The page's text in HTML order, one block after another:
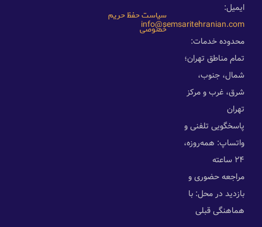
ایمیل:
info@semsaritehranian.com
محدوده خدمات:
تمام مناطق تهران؛
شمال، جنوب،
شرق، غرب و مرکز
تهران
پاسخگویی تلفنی و
واتساپ: همه‌روزه،
۲۴ ساعته
مراجعه حضوری و
بازدید در محل: با
هماهنگی قبلی
سیاست حفظ حریم
خصوصی